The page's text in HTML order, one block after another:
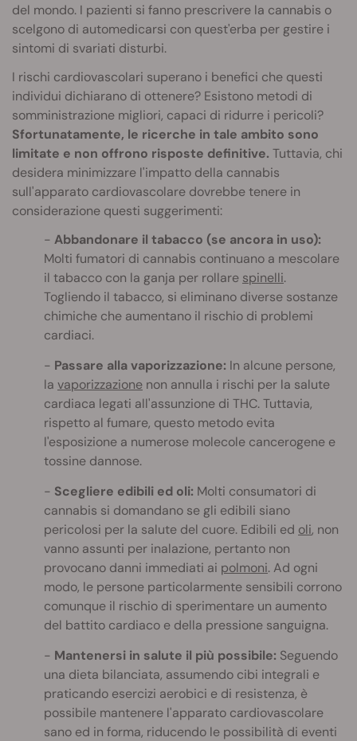
del mondo. I pazienti si fanno prescrivere la cannabis o
scelgono di automedicarsi con quest'erba per gestire i
sintomi di svariati disturbi.
I rischi cardiovascolari superano i benefici che questi
individui dichiarano di ottenere? Esistono metodi di
somministrazione migliori, capaci di ridurre i pericoli?
Sfortunatamente, le ricerche in tale ambito sono
limitate e non offrono risposte definitive. Tuttavia, chi
desidera minimizzare l'impatto della cannabis
sull'apparato cardiovascolare dovrebbe tenere in
considerazione questi suggerimenti:
Abbandonare il tabacco (se ancora in uso):
Molti fumatori di cannabis continuano a mescolare
il tabacco con la ganja per rollare spinelli.
Togliendo il tabacco, si eliminano diverse sostanze
chimiche che aumentano il rischio di problemi
cardiaci.
Passare alla vaporizzazione: In alcune persone,
la vaporizzazione non annulla i rischi per la salute
cardiaca legati all'assunzione di THC. Tuttavia,
rispetto al fumare, questo metodo evita
l'esposizione a numerose molecole cancerogene e
tossine dannose.
Scegliere edibili ed oli: Molti consumatori di
cannabis si domandano se gli edibili siano
pericolosi per la salute del cuore. Edibili ed oli, non
vanno assunti per inalazione, pertanto non
provocano danni immediati ai polmoni. Ad ogni
modo, le persone particolarmente sensibili corrono
comunque il rischio di sperimentare un aumento
del battito cardiaco e della pressione sanguigna.
Mantenersi in salute il più possibile: Seguendo
una dieta bilanciata, assumendo cibi integrali e
praticando esercizi aerobici e di resistenza, è
possibile mantenere l'apparato cardiovascolare
sano ed in forma, riducendo le possibilità di eventi